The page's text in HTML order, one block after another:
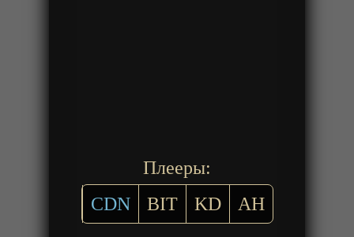
Плееры:
CDN
BIT KD AH